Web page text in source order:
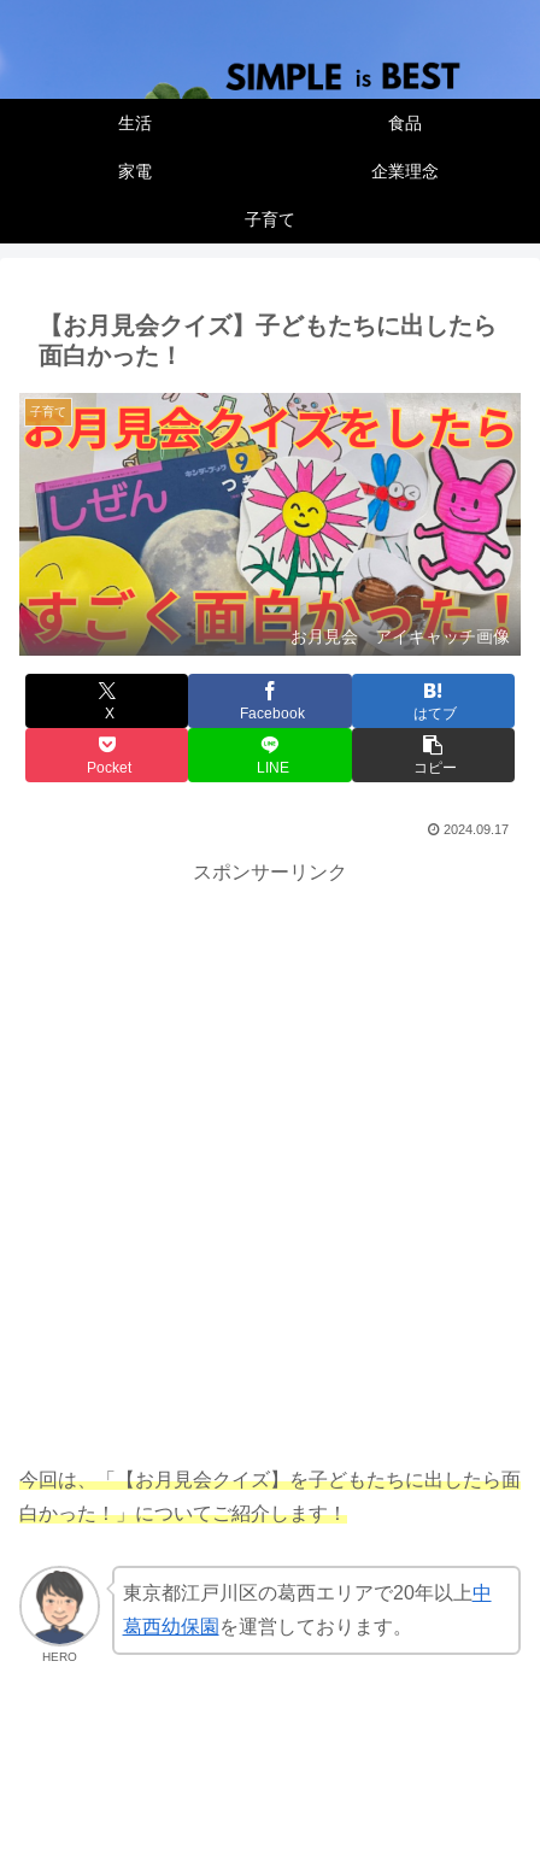
生活 食品
家電 企業理念
子育て
【お月見会クイズ】子どもたちに出したら
面白かった！
子育て
お月見会 アイキャッチ画像
X Facebook はてブ
Pocket LINE コピー
2024.09.17
スポンサーリンク
今回は、「【お月見会クイズ】を子どもたちに出したら面
白かった！」についてご紹介します！
HERO
東京都江戸川区の葛西エリアで20年以上中
葛西幼保園 を運営しております。